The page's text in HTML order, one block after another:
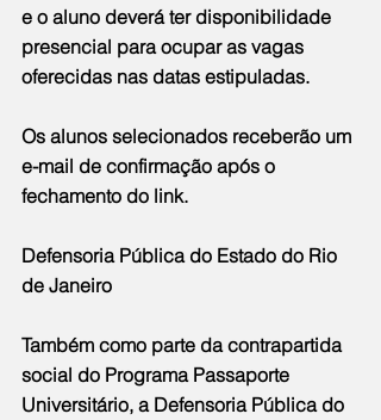
e o aluno deverá ter disponibilidade
presencial para ocupar as vagas
oferecidas nas datas estipuladas.
Os alunos selecionados receberão um
e-mail de confirmação após o
fechamento do link.
Defensoria Pública do Estado do Rio
de Janeiro
Também como parte da contrapartida
social do Programa Passaporte
Universitário, a Defensoria Pública do